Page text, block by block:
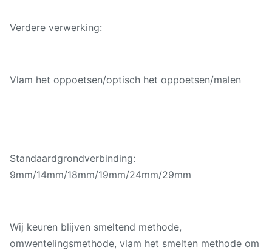
Verdere verwerking:
Vlam het oppoetsen/optisch het oppoetsen/malen
Standaardgrondverbinding:
9mm/14mm/18mm/19mm/24mm/29mm
Wij keuren blijven smeltend methode,
omwentelingsmethode, vlam het smelten methode om